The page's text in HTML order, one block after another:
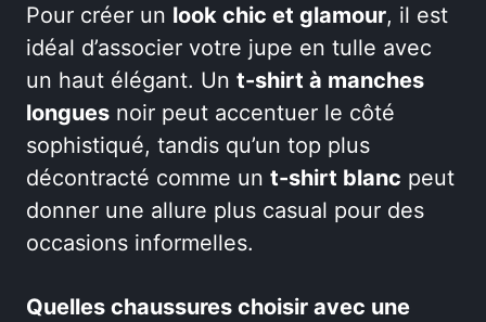
Pour créer un look chic et glamour, il est
idéal d’associer votre jupe en tulle avec
un haut élégant. Un t-shirt à manches
longues noir peut accentuer le côté
sophistiqué, tandis qu’un top plus
décontracté comme un t-shirt blanc peut
donner une allure plus casual pour des
occasions informelles.
Quelles chaussures choisir avec une